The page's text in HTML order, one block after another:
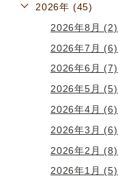
2026年 (45)
2026年8月 (2)
2026年7月 (6)
2026年6月 (7)
2026年5月 (5)
2026年4月 (6)
2026年3月 (6)
2026年2月 (8)
2026年1月 (5)